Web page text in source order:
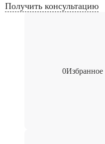
Получить консультацию
0Избранное